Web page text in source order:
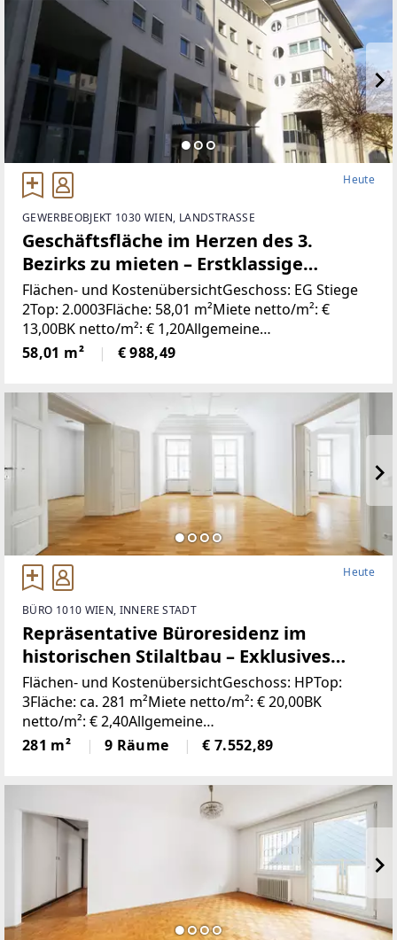
Heute
GEWERBEOBJEKT 1030 WIEN, LANDSTRASSE
Geschäftsfläche im Herzen des 3.
Bezirks zu mieten – Erstklassige
Frequenzlage!
Flächen- und KostenübersichtGeschoss: EG Stiege
2Top: 2.0003Fläche: 58,01 m²Miete netto/m²: €
13,00BK netto/m²: € 1,20Allgemeine
ObjektbeschreibungNutzen Sie die Chance, Ihr
Unternehmen an einem der attraktivsten
58,01 m² € 988,49
Heute
BÜRO 1010 WIEN, INNERE STADT
Repräsentative Büroresidenz im
historischen Stilaltbau – Exklusives
Arbeiten in 1010 Wien
Flächen- und KostenübersichtGeschoss: HPTop:
3Fläche: ca. 281 m²Miete netto/m²: € 20,00BK
netto/m²: € 2,40Allgemeine
ObjektbeschreibungWillkommen an einer der
feinsten Adressen der Wiener Innenstadt! In einem
281 m² 9 Räume € 7.552,89